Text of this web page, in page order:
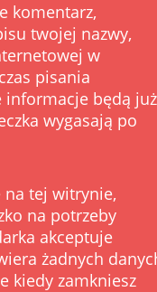
komentarz,
twojej nazwy,
w
pisania
informacje będą już
wygasają po
na tej witrynie,
na potrzeby
akceptuje
żadnych
kiedy zamkniesz